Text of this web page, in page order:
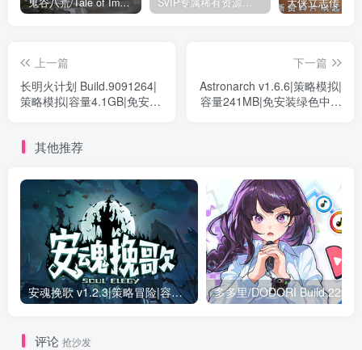
上一篇
长明火计划 Build.9091264|
策略模拟|容量4.1GB|免安装
下一篇
Astronarch v1.6.6|策略模拟|
容量241MB|免安装绿色中文
其他推荐
安魂挽歌 v1.2.3|策略冒险|容量791MB|免安装绿色中文版
评论 抢沙发